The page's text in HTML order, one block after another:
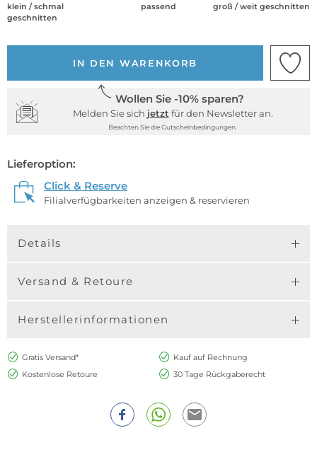
klein / schmal
geschnitten
passend groß / weit geschnitten
IN DEN WARENKORB
Wollen Sie -10% sparen?
Melden Sie sich jetzt für den Newsletter an.
Beachten Sie die Gutscheinbedingungen.
Lieferoption:
Click & Reserve
Filialverfügbarkeiten anzeigen & reservieren
Details
Versand & Retoure
Herstellerinformationen
Gratis Versand*
Kauf auf Rechnung
Kostenlose Retoure
30 Tage Rückgaberecht